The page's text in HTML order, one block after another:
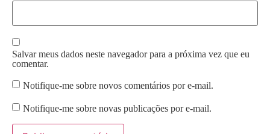
Salvar meus dados neste navegador para a próxima vez que eu
comentar.
Notifique-me sobre novos comentários por e-mail.
Notifique-me sobre novas publicações por e-mail.